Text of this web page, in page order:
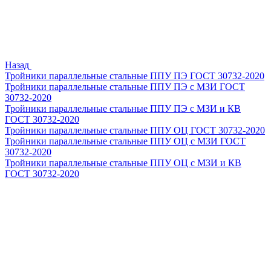
Назад
Тройники параллельные стальные ППУ ПЭ ГОСТ 30732-2020
Тройники параллельные стальные ППУ ПЭ с МЗИ ГОСТ
30732-2020
Тройники параллельные стальные ППУ ПЭ с МЗИ и КВ
ГОСТ 30732-2020
Тройники параллельные стальные ППУ ОЦ ГОСТ 30732-2020
Тройники параллельные стальные ППУ ОЦ с МЗИ ГОСТ
30732-2020
Тройники параллельные стальные ППУ ОЦ с МЗИ и КВ
ГОСТ 30732-2020